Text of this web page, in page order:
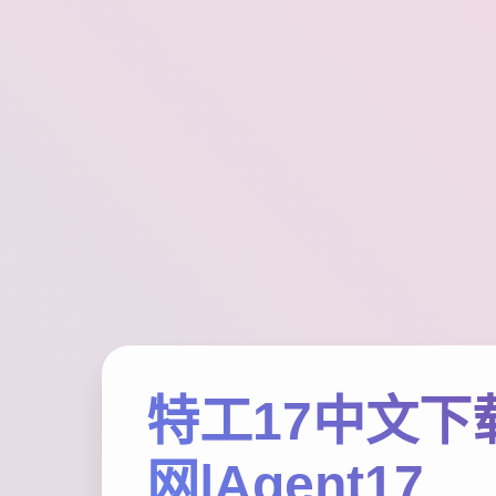
特工17中文下
网|Agent17